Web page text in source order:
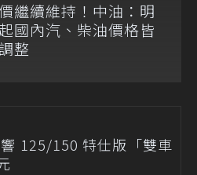
繼續維持！中油：明
國內汽、柴油價格皆
整
125/150 特仕版「雙車